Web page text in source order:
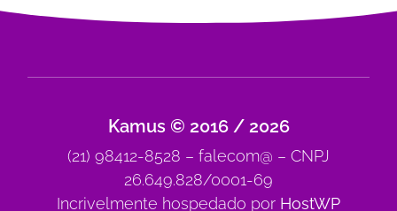
Kamus © 2016 / 2026
(21) 98412-8528 – falecom@ – CNPJ
26.649.828/0001-69
Incrivelmente hospedado por HostWP